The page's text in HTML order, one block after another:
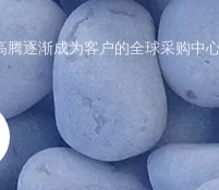
腾逐渐成为客户的全球采购中